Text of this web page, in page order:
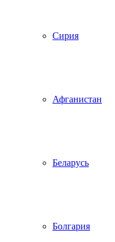
Сирия
Афганистан
Беларусь
Болгария